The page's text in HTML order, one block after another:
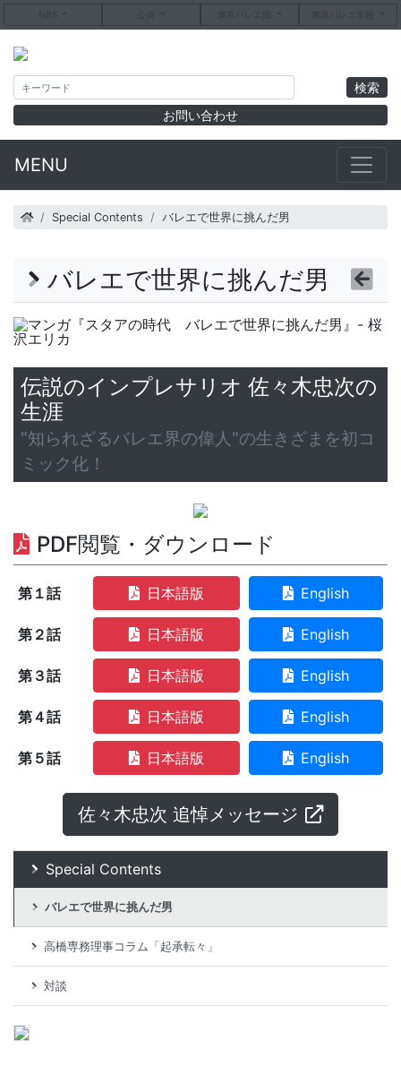
お問い合わせ
MENU
Special Contents バレエで世界に挑んだ男
バレエで世界に挑んだ男
伝説のインプレサリオ 佐々木忠次の
生涯
"知られざるバレエ界の偉人"の生きざまを初コ
ミック化！
PDF閲覧・ダウンロード
第１話 日本語版 English
第２話 日本語版 English
第３話 日本語版 English
第４話 日本語版 English
第５話 日本語版 English
佐々木忠次 追悼メッセージ
Special Contents
バレエで世界に挑んだ男
高橋専務理事コラム「起承転々」
対談